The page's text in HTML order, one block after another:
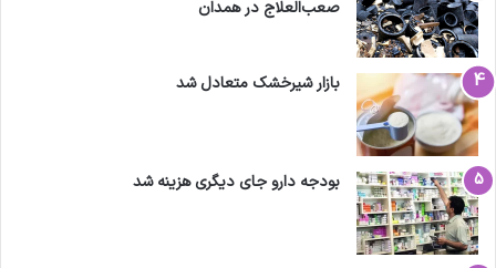
صعب‌العلاج در همدان
بازار شیرخشک متعادل شد
بودجه دارو جای دیگری هزینه شد